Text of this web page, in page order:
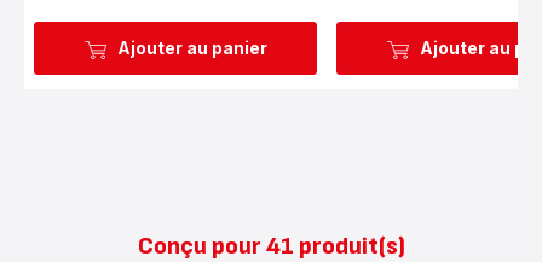
Ajouter au panier Ajouter au
Conçu pour 41 produit(s)